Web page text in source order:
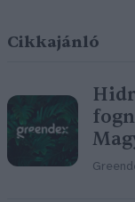
Cikkajánló